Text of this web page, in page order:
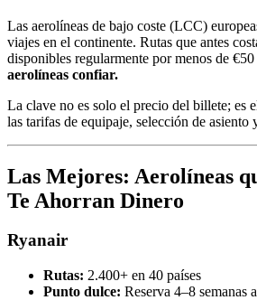
Las aerolíneas de bajo coste (LCC)
viajes en el continente. Rutas que antes
disponibles regularmente por menos de
aerolíneas confiar.
La clave no es solo el precio del billete; es
las tarifas de equipaje, selección de asiento
Las Mejores: Aerolíneas
Te Ahorran Dinero
Ryanair
Rutas: 2.400+ en 40 países
Punto dulce: Reserva 4–8 semanas